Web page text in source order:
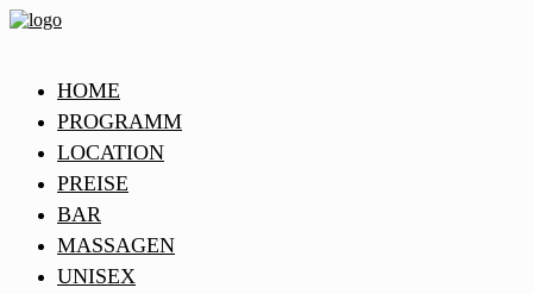
HOME
PROGRAMM
LOCATION
PREISE
BAR
MASSAGEN
UNISEX